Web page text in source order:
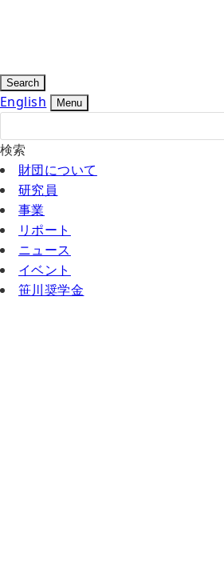
Search
English Menu
検索
財団について
研究員
事業
リポート
ニュース
イベント
笹川奨学金